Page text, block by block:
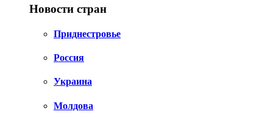
Новости стран
Приднестровье
Россия
Украина
Молдова